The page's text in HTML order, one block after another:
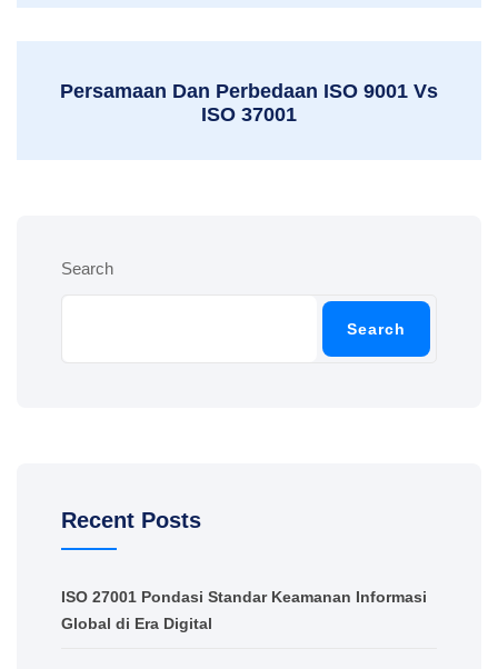
Persamaan Dan Perbedaan ISO 9001 Vs
ISO 37001
Search
Search
Recent Posts
ISO 27001 Pondasi Standar Keamanan Informasi
Global di Era Digital